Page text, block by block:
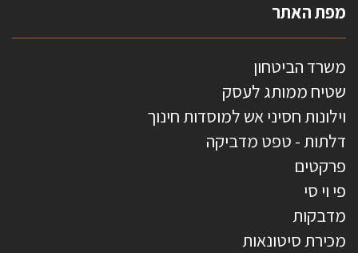
מפת האתר
משרד הביטחון
שטיח ממותג לעסק
וילונות חסיני אש למוסדות חינוך
דלתות - טפט מדביקה
פרקטים
פי וי סי
מדבקות
מכירת סיטונאות